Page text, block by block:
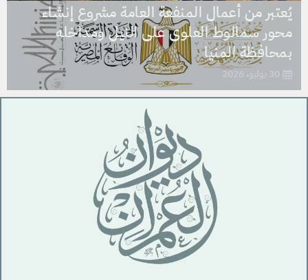
يُعتبر من أعمال المنفعة العامة مشروع إنشاء
محور سمالوط العلوى على النيل ومداخله
بمحافظة المنيا
30 يوليو، 2026